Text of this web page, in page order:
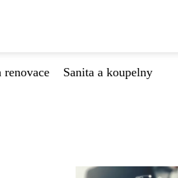
renovace
Sanita a koupelny